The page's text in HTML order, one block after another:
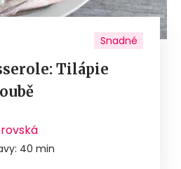
Snadné
Tilápie
40 min